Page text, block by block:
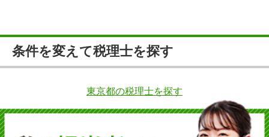
条件を変えて税理士を探す
東京都の税理士を探す